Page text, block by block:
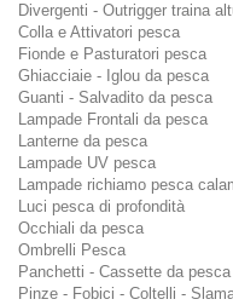
Divergenti - Outrigger traina
Colla e Attivatori pesca
Fionde e Pasturatori pesca
Ghiacciaie - Iglou da pesca
Guanti - Salvadito da pesca
Lampade Frontali da pesca
Lanterne da pesca
Lampade UV pesca
Lampade richiamo pesca
Luci pesca di profondità
Occhiali da pesca
Ombrelli Pesca
Panchetti - Cassette da pesca
Pinze - Fobici - Coltelli -